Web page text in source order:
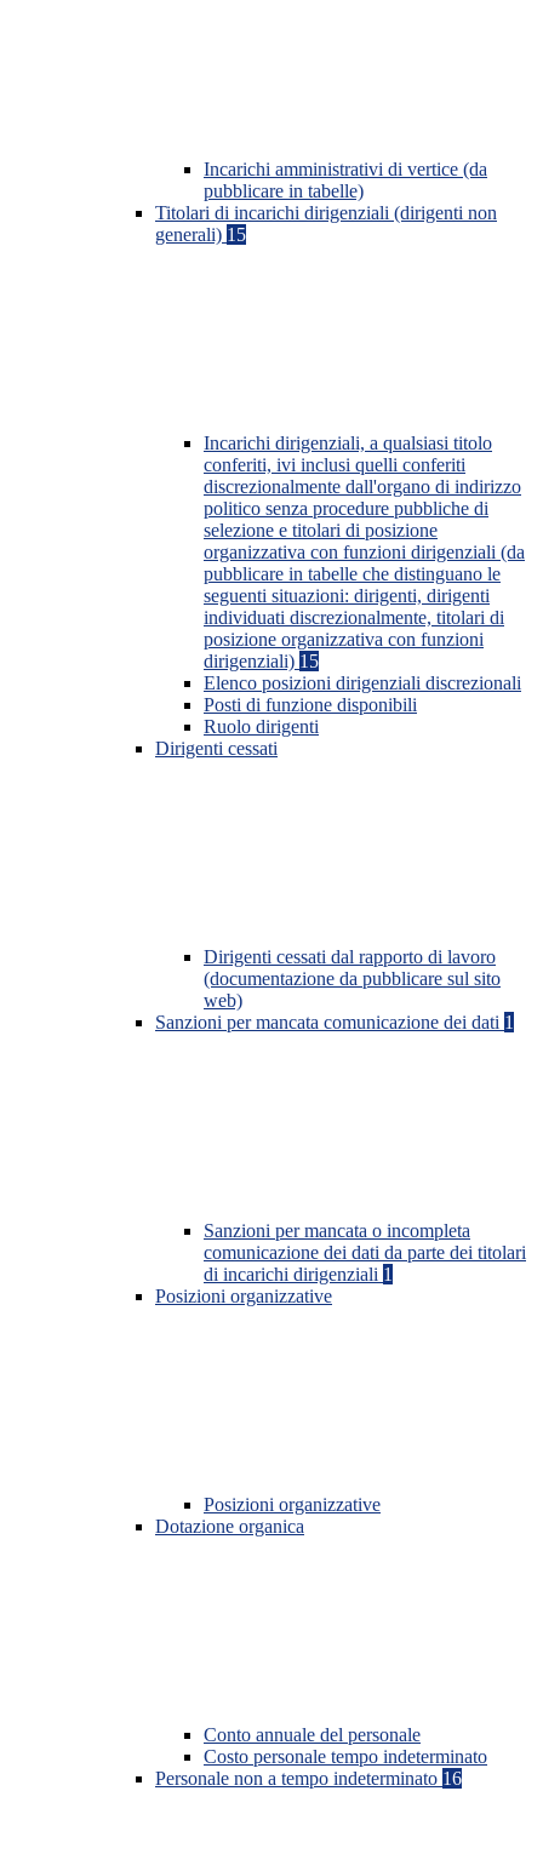
Incarichi amministrativi di vertice (da
pubblicare in tabelle)
Titolari di incarichi dirigenziali (dirigenti non
generali) 15
Incarichi dirigenziali, a qualsiasi titolo
conferiti, ivi inclusi quelli conferiti
discrezionalmente dall'organo di indirizzo
politico senza procedure pubbliche di
selezione e titolari di posizione
organizzativa con funzioni dirigenziali (da
pubblicare in tabelle che distinguano le
seguenti situazioni: dirigenti, dirigenti
individuati discrezionalmente, titolari di
posizione organizzativa con funzioni
dirigenziali) 15
Elenco posizioni dirigenziali discrezionali
Posti di funzione disponibili
Ruolo dirigenti
Dirigenti cessati
Dirigenti cessati dal rapporto di lavoro
(documentazione da pubblicare sul sito
web)
Sanzioni per mancata comunicazione dei dati 1
Sanzioni per mancata o incompleta
comunicazione dei dati da parte dei titolari
di incarichi dirigenziali 1
Posizioni organizzative
Posizioni organizzative
Dotazione organica
Conto annuale del personale
Costo personale tempo indeterminato
Personale non a tempo indeterminato 16